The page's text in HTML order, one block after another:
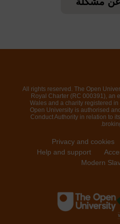
©2021. All rights reserved. The Open
Royal Charter (RC 000391), an
Wales and a charity registered
Open University is authorised
Conduct Authority in relation to
Privacy and cookies
Help and support
Modern